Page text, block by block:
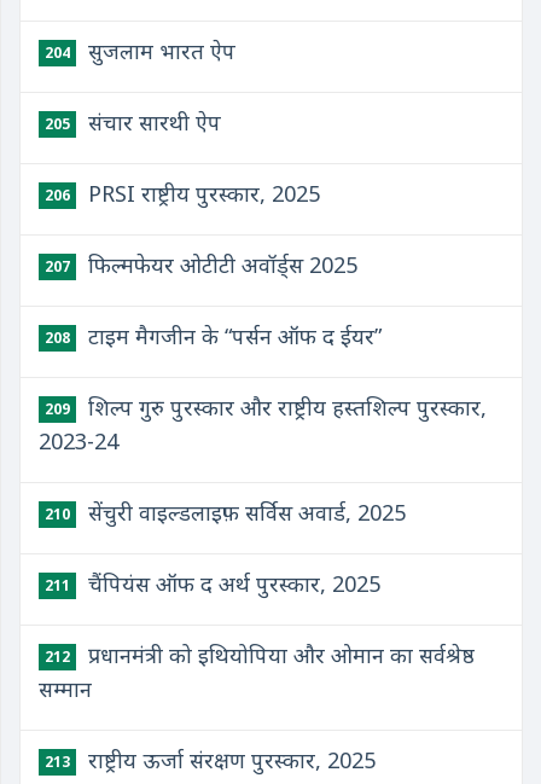
204 सुजलाम भारत ऐप
205 संचार सारथी ऐप
206 PRSI राष्ट्रीय पुरस्कार, 2025
207 फिल्मफेयर ओटीटी अवॉर्ड्स 2025
208 टाइम मैगजीन के “पर्सन ऑफ द ईयर”
209
शिल्प गुरु पुरस्कार और राष्ट्रीय हस्तशिल्प पुरस्कार,
2023-24
210 सेंचुरी वाइल्डलाइफ़ सर्विस अवार्ड, 2025
211 चैंपियंस ऑफ द अर्थ पुरस्कार, 2025
212
प्रधानमंत्री को इथियोपिया और ओमान का सर्वश्रेष्ठ
सम्मान
213 राष्ट्रीय ऊर्जा संरक्षण पुरस्कार, 2025